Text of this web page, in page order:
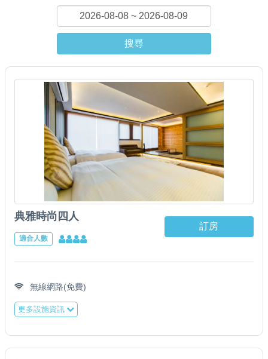
搜尋
典雅時尚四人
適合人數
訂房
無線網路(免費)
更多設施資訊